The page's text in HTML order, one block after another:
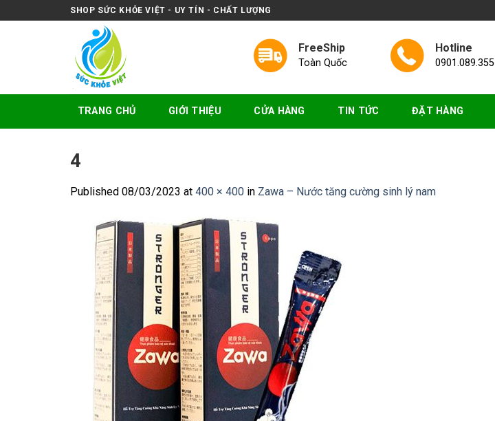
to
SHOP SỨC KHỎE VIỆT - UY TÍN - CHẤT LƯỢNG
FreeShip
Toàn Quốc
Hotline
0901.089.355
TRANG CHỦ GIỚI THIỆU CỬA HÀNG TIN TỨC ĐẶT HÀNG
4
Published 08/03/2023 at 400 × 400 in Zawa – Nước tăng cường sinh lý nam